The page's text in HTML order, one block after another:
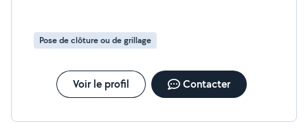
Pose de clôture ou de grillage
Voir le profil Contacter